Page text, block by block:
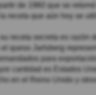
de 1960 que se
receta que aún hoy se
receta secreta es razón
el queso Jarlsberg
para
cantidad es Estados
en el Reino Unido y